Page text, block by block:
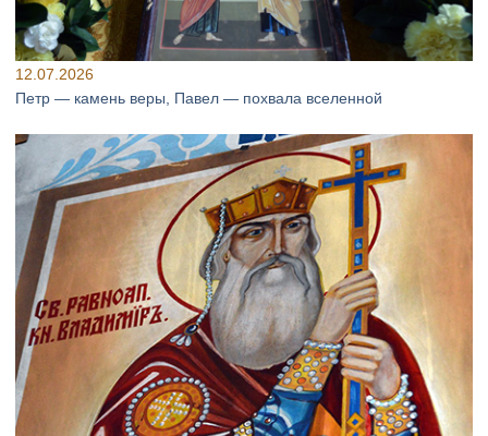
12.07.2026
Петр — камень веры, Павел — похвала вселенной